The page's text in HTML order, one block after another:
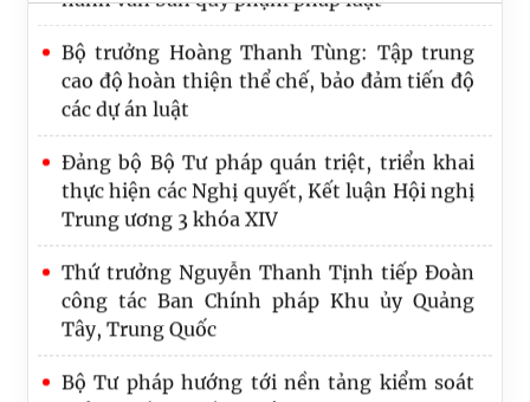
Bộ trưởng Hoàng Thanh Tùng: Tập trung
cao độ hoàn thiện thể chế, bảo đảm tiến độ
các dự án luật
Đảng bộ Bộ Tư pháp quán triệt, triển khai
thực hiện các Nghị quyết, Kết luận Hội nghị
Trung ương 3 khóa XIV
Thứ trưởng Nguyễn Thanh Tịnh tiếp Đoàn
công tác Ban Chính pháp Khu ủy Quảng
Tây, Trung Quốc
Bộ Tư pháp hướng tới nền tảng kiểm soát
thủ tục hành chính thông minh